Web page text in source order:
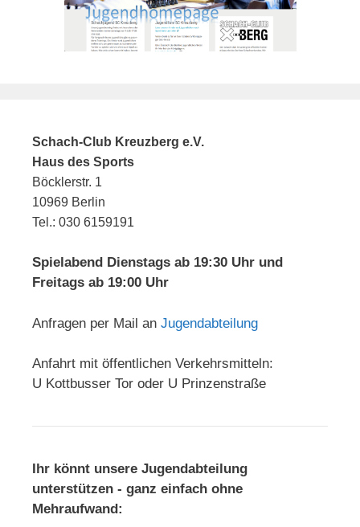
Schach-Club Kreuzberg e.V.
Haus des Sports
Böcklerstr. 1
10969 Berlin
Tel.: 030 6159191
Spielabend Dienstags ab 19:30 Uhr und
Freitags ab 19:00 Uhr
Anfragen per Mail an Jugendabteilung
Anfahrt mit öffentlichen Verkehrsmitteln:
U Kottbusser Tor oder U Prinzenstraße
Ihr könnt unsere Jugendabteilung
unterstützen - ganz einfach ohne
Mehraufwand: